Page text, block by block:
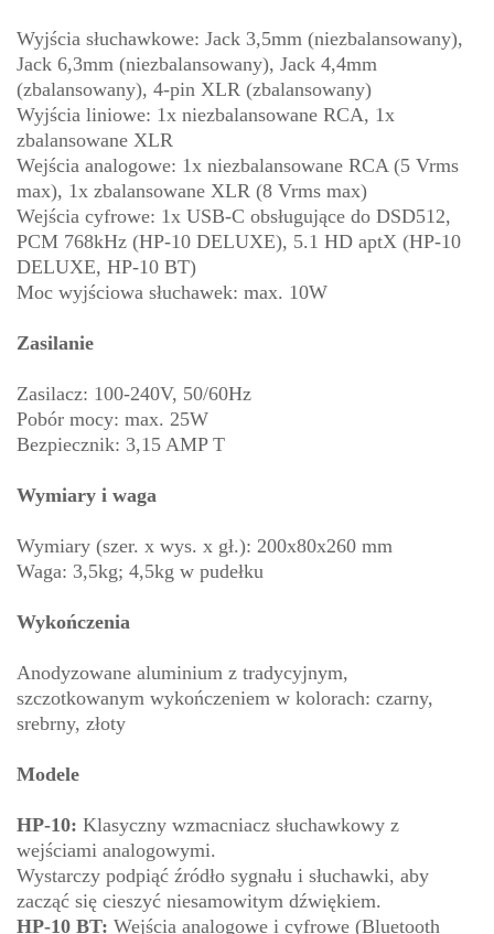
Wyjścia słuchawkowe: Jack 3,5mm (niezbalansowany),
Jack 6,3mm (niezbalansowany), Jack 4,4mm
(zbalansowany), 4-pin XLR (zbalansowany)
Wyjścia liniowe: 1x niezbalansowane RCA, 1x
zbalansowane XLR
Wejścia analogowe: 1x niezbalansowane RCA (5 Vrms
max), 1x zbalansowane XLR (8 Vrms max)
Wejścia cyfrowe: 1x USB-C obsługujące do DSD512,
PCM 768kHz (HP-10 DELUXE), 5.1 HD aptX (HP-10
DELUXE, HP-10 BT)
Moc wyjściowa słuchawek: max. 10W
Zasilanie
Zasilacz: 100-240V, 50/60Hz
Pobór mocy: max. 25W
Bezpiecznik: 3,15 AMP T
Wymiary i waga
Wymiary (szer. x wys. x gł.): 200x80x260 mm
Waga: 3,5kg; 4,5kg w pudełku
Wykończenia
Anodyzowane aluminium z tradycyjnym,
szczotkowanym wykończeniem w kolorach: czarny,
srebrny, złoty
Modele
HP-10: Klasyczny wzmacniacz słuchawkowy z
wejściami analogowymi.
Wystarczy podpiąć źródło sygnału i słuchawki, aby
zacząć się cieszyć niesamowitym dźwiękiem.
HP-10 BT: Wejścia analogowe i cyfrowe (Bluetooth